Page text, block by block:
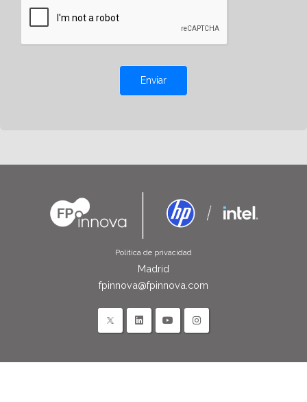
Enviar
Política de privacidad
Madrid
fpinnova@fpinnova.com